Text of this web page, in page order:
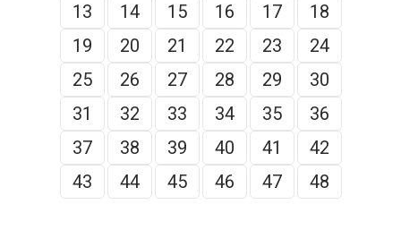
13
14 15 16 17
18
19
20 21 22 23
24
25
26 27 28 29
30
31
32 33 34 35
36
37
38 39 40 41
42
43
44 45 46 47 48